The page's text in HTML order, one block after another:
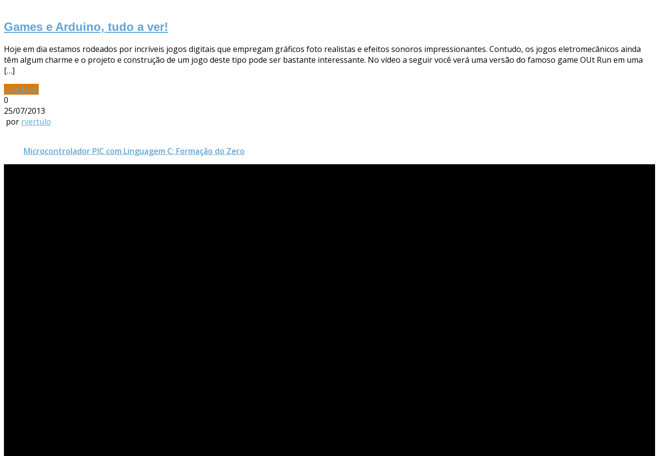
Games e Arduino, tudo a ver!
Hoje em dia estamos rodeados por incríveis jogos digitais que empregam gráficos foto realistas e efeitos sonoros impressionantes. Contudo, os jogos eletromecânicos ainda
têm algum charme e o projeto e construção de um jogo deste tipo pode ser bastante interessante. No vídeo a seguir você verá uma versão do famoso game OUt Run em uma
[…]
Leia Mais
0
25/07/2013
por rvertulo
Microcontrolador PIC com Linguagem C: Formação do Zero